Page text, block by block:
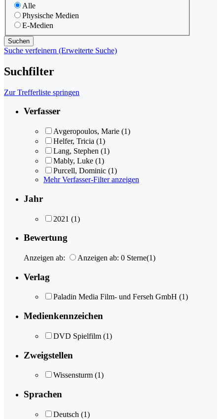
Alle
Physische Medien
E-Medien
Suche verfeinern (Erweiterte Suche)
Suchfilter
Zur Trefferliste springen
Verfasser
Avgeropoulos, Marie (1)
Helfer, Tricia (1)
Lang, Stephen (1)
Mably, Luke (1)
Purcell, Dominic (1)
Mehr Verfasser-Filter anzeigen
Jahr
2021 (1)
Bewertung
Anzeigen ab: Anzeigen ab: 0 Sterne(1)
Verlag
Paladin Media Film- und Ferseh GmbH (1)
Medienkennzeichen
DVD Spielfilm (1)
Zweigstellen
Wissensturm (1)
Sprachen
Deutsch (1)